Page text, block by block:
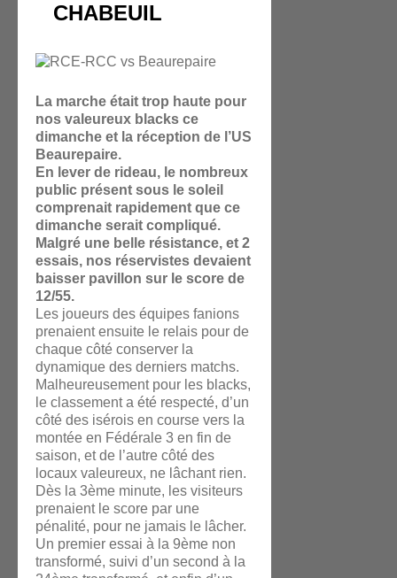
CHABEUIL
La marche était trop haute pour
nos valeureux blacks ce
dimanche et la réception de l’US
Beaurepaire.
En lever de rideau, le nombreux
public présent sous le soleil
comprenait rapidement que ce
dimanche serait compliqué.
Malgré une belle résistance, et 2
essais, nos réservistes devaient
baisser pavillon sur le score de
12/55.
Les joueurs des équipes fanions
prenaient ensuite le relais pour de
chaque côté conserver la
dynamique des derniers matchs.
Malheureusement pour les blacks,
le classement a été respecté, d’un
côté des isérois en course vers la
montée en Fédérale 3 en fin de
saison, et de l’autre côté des
locaux valeureux, ne lâchant rien.
Dès la 3ème minute, les visiteurs
prenaient le score par une
pénalité, pour ne jamais le lâcher.
Un premier essai à la 9ème non
transformé, suivi d’un second à la